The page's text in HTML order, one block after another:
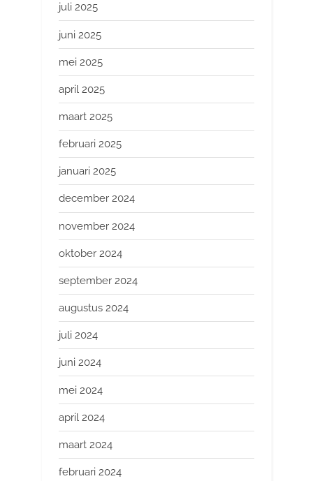
juli 2025
juni 2025
mei 2025
april 2025
maart 2025
februari 2025
januari 2025
december 2024
november 2024
oktober 2024
september 2024
augustus 2024
juli 2024
juni 2024
mei 2024
april 2024
maart 2024
februari 2024